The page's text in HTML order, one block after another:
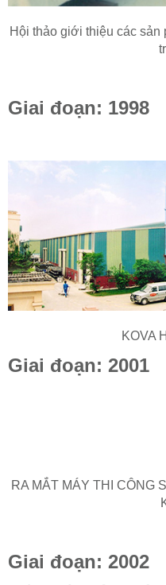
Hội thảo giới thiệu các sản
Giai đoạn: 1998
KOVA
Giai đoạn: 2001
RA MẮT MÁY THI CÔNG
Giai đoạn: 2002